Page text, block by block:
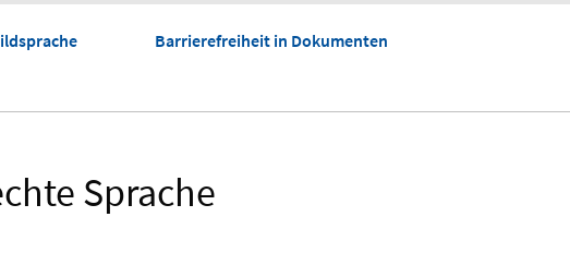
Barrierefreiheit in Dokumenten
Sprache